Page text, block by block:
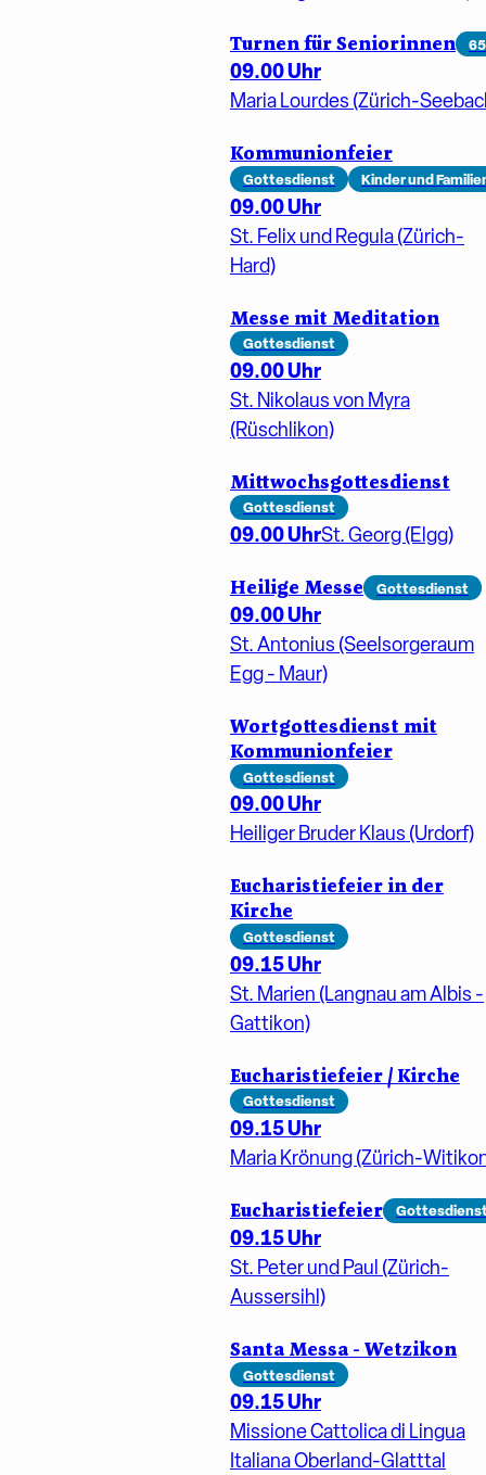
Turnen für Seniorinnen
09.00 Uhr
Maria Lourdes (Zürich-
Kommunionfeier
Gottesdienst Kinder und
09.00 Uhr
St. Felix und Regula (Zürich-
Hard)
Messe mit Meditation
Gottesdienst
09.00 Uhr
St. Nikolaus von Myra
(Rüschlikon)
Mittwochsgottesdienst
Gottesdienst
09.00 UhrSt. Georg (Elgg)
Heilige Messe Gottesdienst
09.00 Uhr
St. Antonius (Seelsorgeraum
Egg - Maur)
Wortgottesdienst mit
Kommunionfeier
Gottesdienst
09.00 Uhr
Heiliger Bruder Klaus (Urdorf)
Eucharistiefeier in der
Kirche
Gottesdienst
09.15 Uhr
St. Marien (Langnau am Albis -
Gattikon)
Eucharistiefeier / Kirche
Gottesdienst
09.15 Uhr
Maria Krönung (Zürich-
Eucharistiefeier
09.15 Uhr
St. Peter und Paul (Zürich-
Aussersihl)
Santa Messa - Wetzikon
Gottesdienst
09.15 Uhr
Missione Cattolica di Lingua
Italiana Oberland-Glatttal